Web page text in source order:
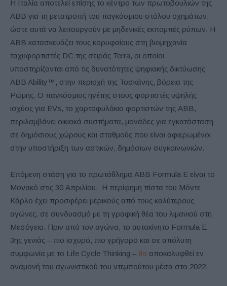
Η Ιταλία αποτελεί επίσης το κέντρο των πρωτοβουλιών της
ABB για τη μετατροπή του παγκόσμιου στόλου οχημάτων,
ώστε αυτά να λειτουργούν με μηδενικές εκπομπές ρύπων. Η
ABB κατασκευάζει τους κορυφαίους στη βιομηχανία
ταχυφορτιστές DC της σειράς Terra, οι οποίοι
υποστηρίζονται από τις δυνατότητες ψηφιακής δικτύωσης
ABB Ability™, στην περιοχή της Τοσκάνης, βόρεια της
Ρώμης. Ο παγκόσμιος ηγέτης στους φορτιστές υψηλής
ισχύος για EVs, το χαρτοφυλάκιο φορτιστών της ABB,
περιλαμβάνει οικιακά συστήματα, μονάδες για εγκατάσταση
σε δημόσιους χώρους και σταθμούς που είναι αφιερωμένοι
στην υποστήριξη των αστικών, δημόσιων συγκοινωνιών.
Επόμενη στάση για το πρωτάθλημα ABB Formula E είναι το
Μονακό στις 30 Απριλίου. Η περίφημη πίστα του Μόντε
Κάρλο έχει προσφέρει μερικούς από τους καλύτερους
αγώνες, σε συνδυασμό με τη γραφική θέα του λιμανιού στη
Μεσόγειο. Πριν από τον αγώνα, το αυτοκίνητο Formula E
3ης γενιάς – πιο ισχυρό, πιο γρήγορο και σε απόλυτη
συμφωνία με το Life Cycle Thinking – θα αποκαλυφθεί εν
αναμονή του αγωνιστικού του ντεμπούτου μέσα στο 2022.